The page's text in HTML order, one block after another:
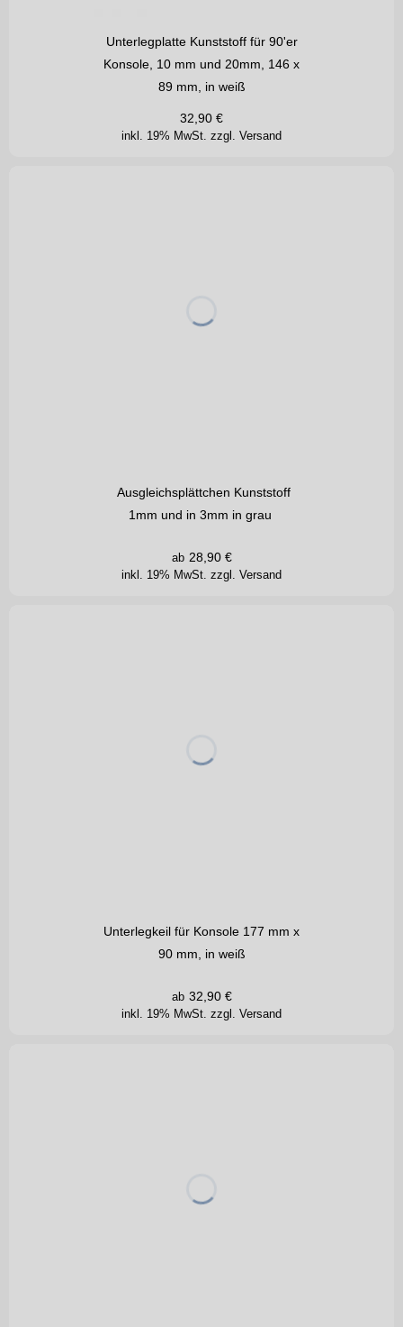
Unterlegplatte Kunststoff für 90'er
Konsole, 10 mm und 20mm, 146 x
89 mm, in weiß
inkl. 19% MwSt. zzgl. Versand
32,90 €
Ausgleichsplättchen Kunststoff
1mm und in 3mm in grau
inkl. 19% MwSt. zzgl. Versand
ab 28,90€
Unterlegkeil für Konsole 177 mm x
90 mm, in weiß
inkl. 19% MwSt. zzgl. Versand
ab 32,90€